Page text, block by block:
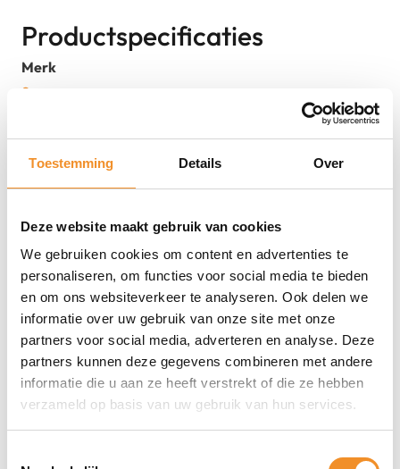
Toestemming Details Over
Deze website maakt gebruik van cookies
We gebruiken cookies om content en advertenties te
personaliseren, om functies voor social media te bieden
en om ons websiteverkeer te analyseren. Ook delen we
informatie over uw gebruik van onze site met onze
partners voor social media, adverteren en analyse. Deze
partners kunnen deze gegevens combineren met andere
informatie die u aan ze heeft verstrekt of die ze hebben
verzameld op basis van uw gebruik van hun services.
Productspecificaties
Merk
Samsung
8806088311531
MPN
EF-VG935LDEGWW
Kleur
Staat
Nieuw